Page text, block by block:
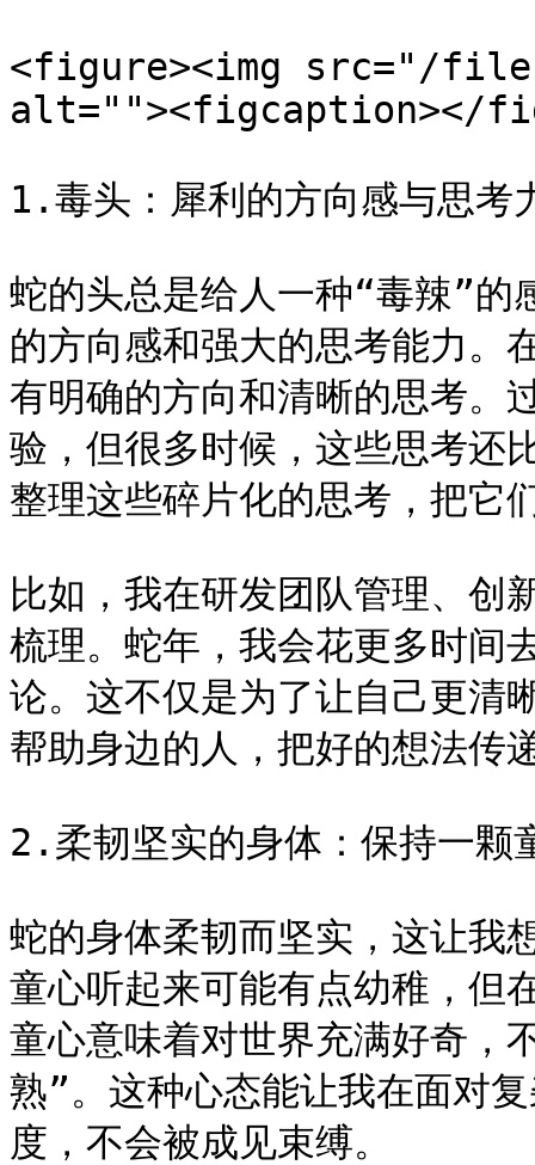
<figure><img src="/
alt=""><figcaption></
1.毒头：犀利的方向感与思考
蛇的头总是给人一种“毒辣”的
的方向感和强大的思考能力。
有明确的方向和清晰的思考。
验，但很多时候，这些思考还
整理这些碎片化的思考，把它
比如，我在研发团队管理、创
梳理。蛇年，我会花更多时间
论。这不仅是为了让自己更清
帮助身边的人，把好的想法传
2.柔韧坚实的身体：保持一颗
蛇的身体柔韧而坚实，这让我
童心听起来可能有点幼稚，但
童心意味着对世界充满好奇，
熟”。这种心态能让我在面对
度，不会被成见束缚。